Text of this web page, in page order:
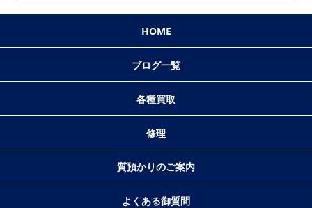
HOME
ブログ一覧
各種買取
修理
質預かりのご案内
よくある御質問